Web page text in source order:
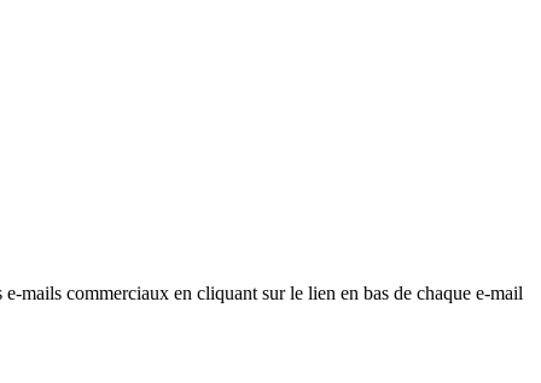
mails commerciaux en cliquant sur le lien en bas de chaque e-mail